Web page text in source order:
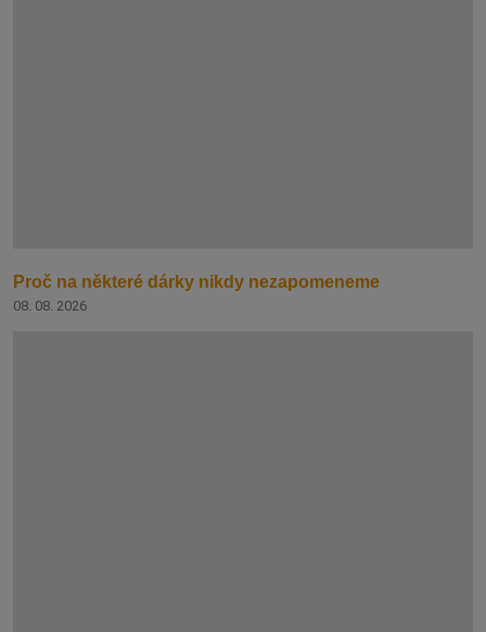
Proč na některé dárky nikdy nezapomeneme
08. 08. 2026